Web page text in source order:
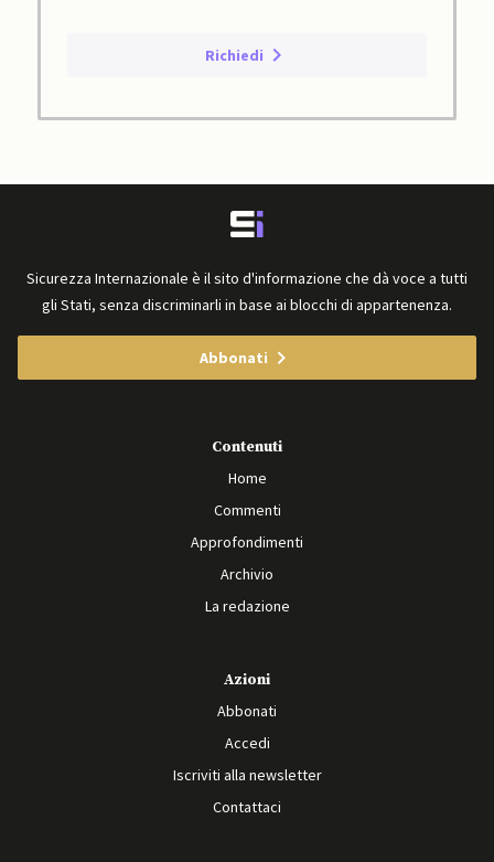
Richiedi
Sicurezza Internazionale è il sito d'informazione che dà voce a tutti
gli Stati, senza discriminarli in base ai blocchi di appartenenza.
Abbonati
Contenuti
Home
Commenti
Approfondimenti
Archivio
La redazione
Azioni
Abbonati
Accedi
Iscriviti alla newsletter
Contattaci